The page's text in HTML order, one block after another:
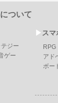
ついて
ジー
ゲー
▶︎ スマ
RPG
アド
ボー